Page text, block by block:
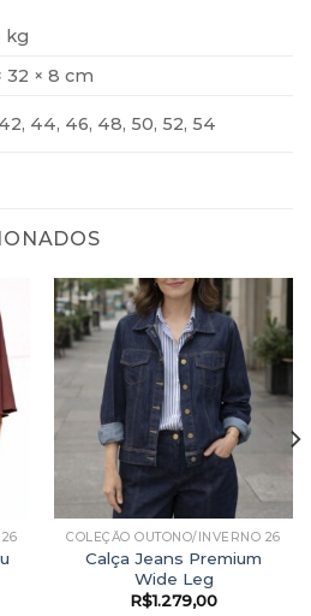
kg
32 × 8 cm
44, 46, 48, 50, 52, 54
COLEÇÃO OUTONO/INVERNO 26
Calça Jeans Premium
Wide Leg
R$1.279,00